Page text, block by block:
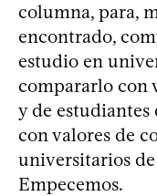
columna, para,
encontrado,
estudio en
compararlo con
y de
con valores de
universitarios
Empecemos.